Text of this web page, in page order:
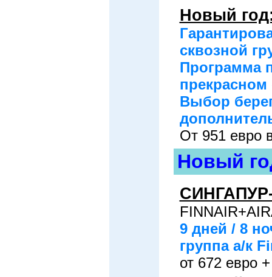
Новый
сквозной
Программа
прекрасном
Выбор
От 951 евро
Новый
9 дней / 8
группа а/к
от 672 евро